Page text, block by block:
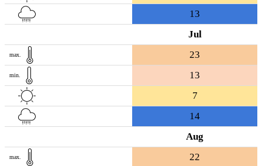
13
Jul
max. 23
min.
13
7
14
Aug
max. 22